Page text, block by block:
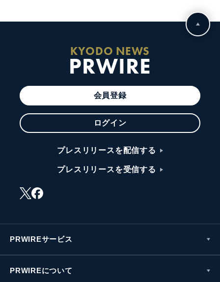
KYODO NEWS
PRWIRE
会員登録
ログイン
プレスリリースを配信する
プレスリリースを受信する
PRWIREサービス
PRWIREについて